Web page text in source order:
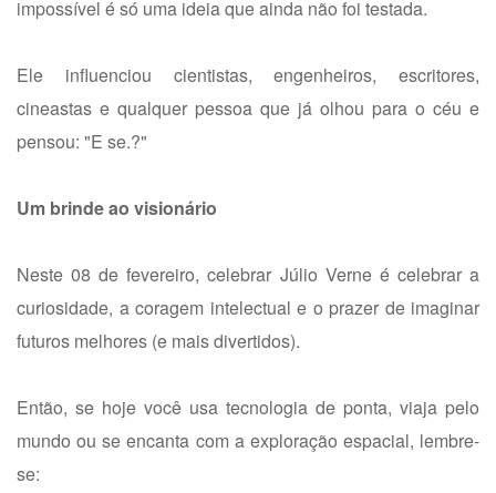
impossível é só uma ideia que ainda não foi testada.
Ele influenciou cientistas, engenheiros, escritores,
cineastas e qualquer pessoa que já olhou para o céu e
pensou: "E se.?"
Um brinde ao visionário
Neste 08 de fevereiro, celebrar Júlio Verne é celebrar a
curiosidade, a coragem intelectual e o prazer de imaginar
futuros melhores (e mais divertidos).
Então, se hoje você usa tecnologia de ponta, viaja pelo
mundo ou se encanta com a exploração espacial, lembre-
se: